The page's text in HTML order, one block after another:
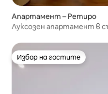
Апартамент – Ретиро
Луксозен апартамент в
Избор на гостите
Избор на гостите